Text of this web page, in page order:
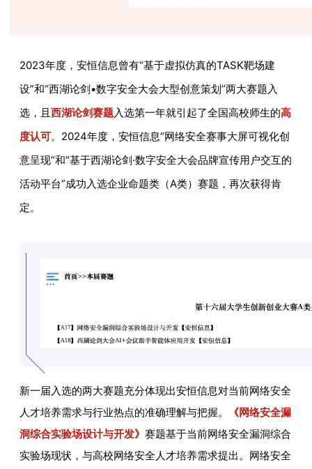
2023年度，安恒信息曾有“基于虚拟仿真的TASK靶场建
设”和“西湖论剑•数字安全大会大型创意策划”两大赛题入
选，且西湖论剑赛题入选第一年就引起了全国高校师生的高
度认可。2024年度，安恒信息“网络安全赛事大屏可视化创
意呈现”和“基于西湖论剑·数字安全大会品牌宣传用户交互的
活动平台”成功入选企业命题类（A类）赛题，再次获得肯
定。
新一届入选的两大赛题充分体现出安恒信息对当前网络安全
人才培养需求与行业热点的准确理解与把握。
《网络安全漏
洞综合实验场设计与开发》赛题基于当前网络安全漏洞综合
实验场现状，与高校网络安全人才培养需求提出。网络安全